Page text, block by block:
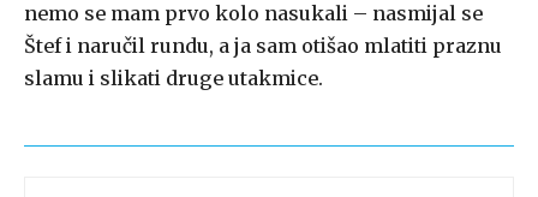
nemo se mam prvo kolo nasukali – nasmijal se
Štef i naručil rundu, a ja sam otišao mlatiti praznu
slamu i slikati druge utakmice.